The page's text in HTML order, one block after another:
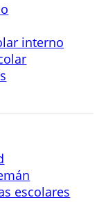
interno
escolares